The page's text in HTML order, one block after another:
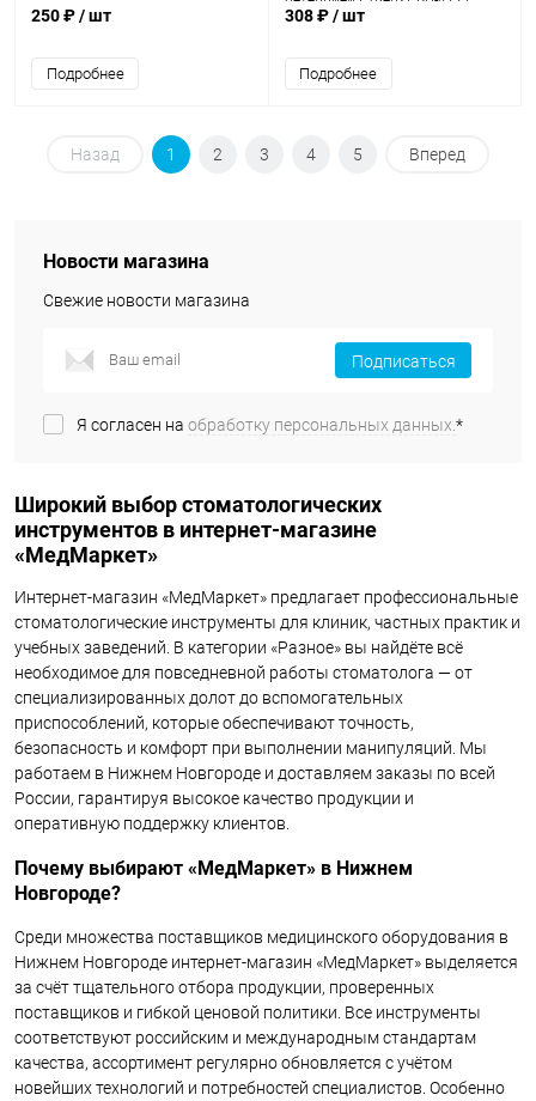
250 ₽/ шт
Подробнее
верх
308 ₽/ шт
Подробнее
Назад 1 2 3 4 5 Вперед
Новости магазина
Свежие новости магазина
Подписаться
Я согласен на обработку персональных данных.*
Широкий выбор стоматологических
инструментов в интернет-магазине
«МедМаркет»
Интернет-магазин «МедМаркет» предлагает профессиональные
стоматологические инструменты для клиник, частных практик и
учебных заведений. В категории «Разное» вы найдёте всё
необходимое для повседневной работы стоматолога — от
специализированных долот до вспомогательных
приспособлений, которые обеспечивают точность,
безопасность и комфорт при выполнении манипуляций. Мы
работаем в Нижнем Новгороде и доставляем заказы по всей
России, гарантируя высокое качество продукции и
оперативную поддержку клиентов.
Почему выбирают «МедМаркет» в Нижнем
Новгороде?
Среди множества поставщиков медицинского оборудования в
Нижнем Новгороде интернет-магазин «МедМаркет» выделяется
за счёт тщательного отбора продукции, проверенных
поставщиков и гибкой ценовой политики. Все инструменты
соответствуют российским и международным стандартам
качества, ассортимент регулярно обновляется с учётом
новейших технологий и потребностей специалистов. Особенно